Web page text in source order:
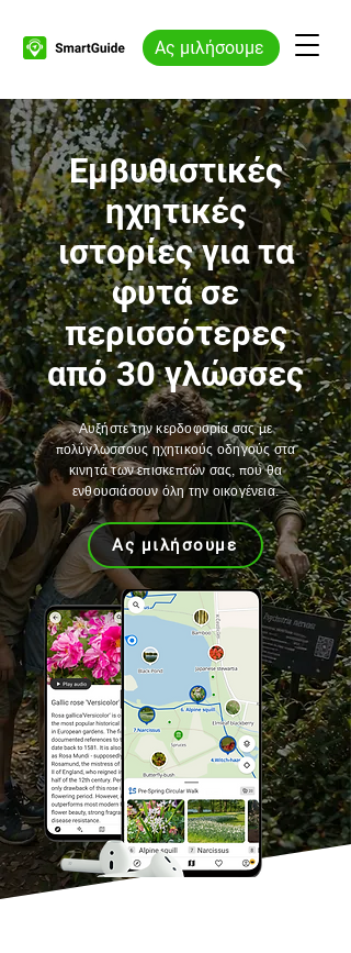
Ας μιλήσουμε
Εμβυθιστικές
ηχητικές
ιστορίες για τα
φυτά σε
περισσότερες
από 30 γλώσσες
Αυξήστε την κερδοφορία σας με
πολύγλωσσους ηχητικούς οδηγούς στα
κινητά των επισκεπτών σας, που θα
ενθουσιάσουν όλη την οικογένεια.
Ας μιλήσουμε